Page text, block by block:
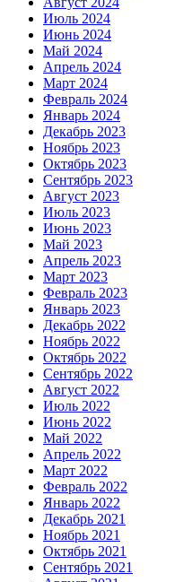
Июль 2024
Июнь 2024
Май 2024
Апрель 2024
Март 2024
Февраль 2024
Январь 2024
Декабрь 2023
Ноябрь 2023
Октябрь 2023
Сентябрь 2023
Август 2023
Июль 2023
Июнь 2023
Май 2023
Апрель 2023
Март 2023
Февраль 2023
Январь 2023
Декабрь 2022
Ноябрь 2022
Октябрь 2022
Сентябрь 2022
Август 2022
Июль 2022
Июнь 2022
Май 2022
Апрель 2022
Март 2022
Февраль 2022
Январь 2022
Декабрь 2021
Ноябрь 2021
Октябрь 2021
Сентябрь 2021